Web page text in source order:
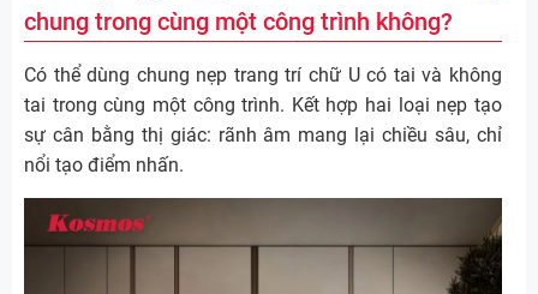
chung trong cùng một công trình không?
Có thể dùng chung nẹp trang trí chữ U có tai và không
tai trong cùng một công trình. Kết hợp hai loại nẹp tạo
sự cân bằng thị giác: rãnh âm mang lại chiều sâu, chỉ
nổi tạo điểm nhấn.